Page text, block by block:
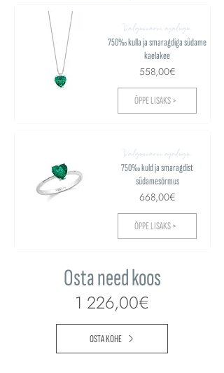
Valgusvärvi ajalugu
750‰ kulla ja smaragdiga südame
kaelakee
558,00€
ÕPPE LISAKS >
Valgusvärvi ajalugu
750‰ kuld ja smaragdist
südamesõrmus
668,00€
ÕPPE LISAKS >
Osta need koos
1 226,00€
OSTA KOHE